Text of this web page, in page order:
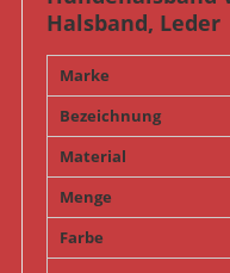
Halsband, Leder
Marke
Bezeichnung
Material
Menge
Farbe